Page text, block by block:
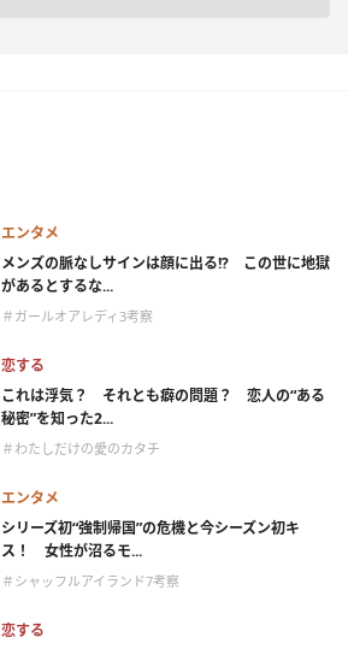
エンタメ
メンズの脈なしサインは顔に出る!? この世に地獄
があるとするな...
＃ガールオアレディ3考察
恋する
これは浮気？ それとも癖の問題？ 恋人の“ある
秘密”を知った2...
＃わたしだけの愛のカタチ
エンタメ
シリーズ初“強制帰国”の危機と今シーズン初キ
ス！ 女性が沼るモ...
＃シャッフルアイランド7考察
恋する